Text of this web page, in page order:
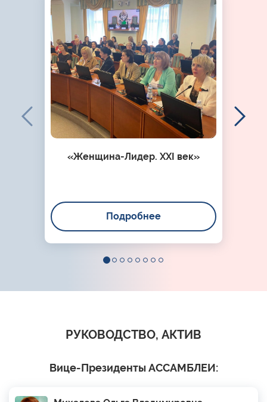
«Женщина-Лидер. XXI век»
Подробнее
РУКОВОДСТВО, АКТИВ
Вице-Президенты АССАМБЛЕИ: